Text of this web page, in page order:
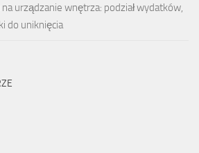
urządzanie wnętrza: podział wydatków,
do uniknięcia